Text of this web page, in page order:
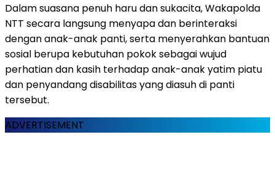
Dalam suasana penuh haru dan sukacita, Wakapolda
NTT secara langsung menyapa dan berinteraksi
dengan anak-anak panti, serta menyerahkan bantuan
sosial berupa kebutuhan pokok sebagai wujud
perhatian dan kasih terhadap anak-anak yatim piatu
dan penyandang disabilitas yang diasuh di panti
tersebut.
ADVERTISEMENT